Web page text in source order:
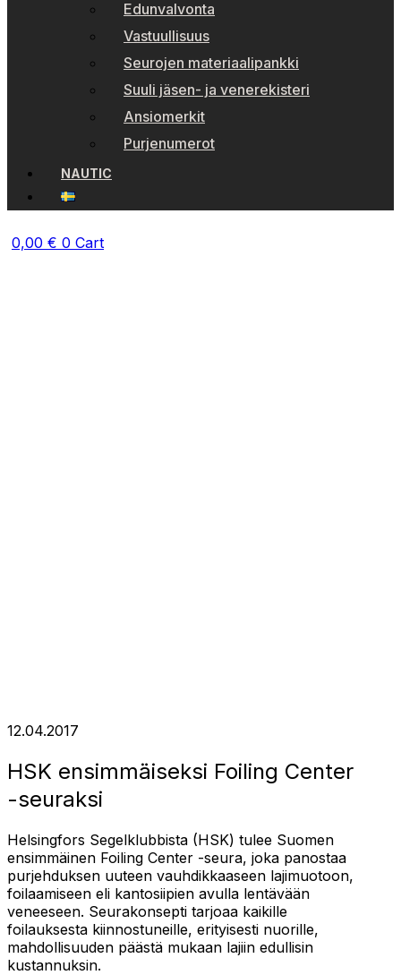
Edunvalvonta
Vastuullisuus
Seurojen materiaalipankki
Suuli jäsen- ja venerekisteri
Ansiomerkit
Purjenumerot
NAUTIC
0,00 € 0 Cart
12.04.2017
HSK ensimmäiseksi Foiling Center
-seuraksi
Helsingfors Segelklubbista (HSK) tulee Suomen
ensimmäinen Foiling Center -seura, joka panostaa
purjehduksen uuteen vauhdikkaaseen lajimuotoon,
foilaamiseen eli kantosiipien avulla lentävään
veneeseen. Seurakonsepti tarjoaa kaikille
foilauksesta kiinnostuneille, erityisesti nuorille,
mahdollisuuden päästä mukaan lajiin edullisin
kustannuksin.